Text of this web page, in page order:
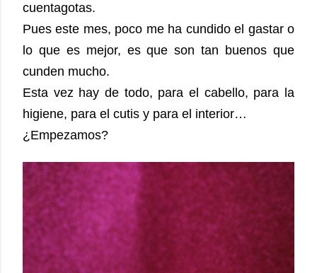
cuentagotas.
Pues este mes, poco me ha cundido el gastar o
lo que es mejor, es que son tan buenos que
cunden mucho.
Esta vez hay de todo, para el cabello, para la
higiene, para el cutis y para el interior…
¿Empezamos?